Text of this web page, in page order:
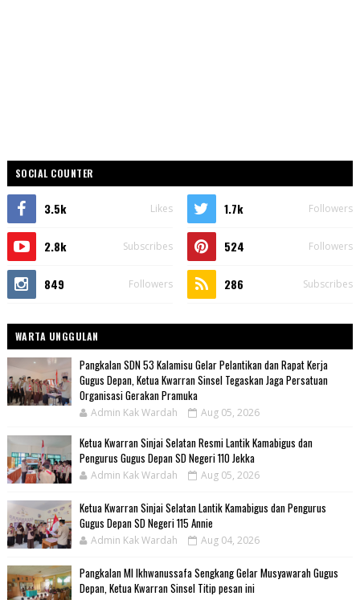
SOCIAL COUNTER
3.5k Likes 1.7k Followers
2.8k Subscribes 524 Followers
849 Followers 286 Subscribes
WARTA UNGGULAN
Pangkalan SDN 53 Kalamisu Gelar Pelantikan dan Rapat Kerja
Gugus Depan, Ketua Kwarran Sinsel Tegaskan Jaga Persatuan
Organisasi Gerakan Pramuka
Admin Kak Wardah Aug 05, 2026
Ketua Kwarran Sinjai Selatan Resmi Lantik Kamabigus dan
Pengurus Gugus Depan SD Negeri 110 Jekka
Admin Kak Wardah Aug 05, 2026
Ketua Kwarran Sinjai Selatan Lantik Kamabigus dan Pengurus
Gugus Depan SD Negeri 115 Annie
Admin Kak Wardah Aug 04, 2026
Pangkalan MI Ikhwanussafa Sengkang Gelar Musyawarah Gugus
Depan, Ketua Kwarran Sinsel Titip pesan ini